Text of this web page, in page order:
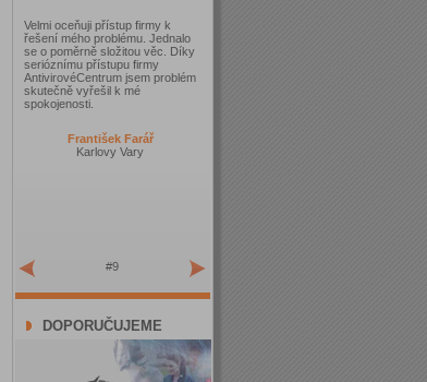
Velmi oceňuji přístup firmy k
řešení mého problému. Jednalo
se o poměrně složitou věc. Díky
serióznímu přístupu firmy
AntivirovéCentrum jsem problém
skutečně vyřešil k mé
spokojenosti.
František Farář
Karlovy Vary
#9
DOPORUČUJEME